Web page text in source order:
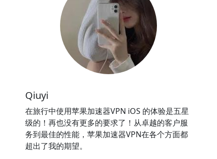
Qiuyi
在旅行中使用苹果加速器VPN iOS 的体验是五星
级的！再也没有更多的要求了！从卓越的客户服
务到最佳的性能，苹果加速器VPN在各个方面都
超出了我的期望。